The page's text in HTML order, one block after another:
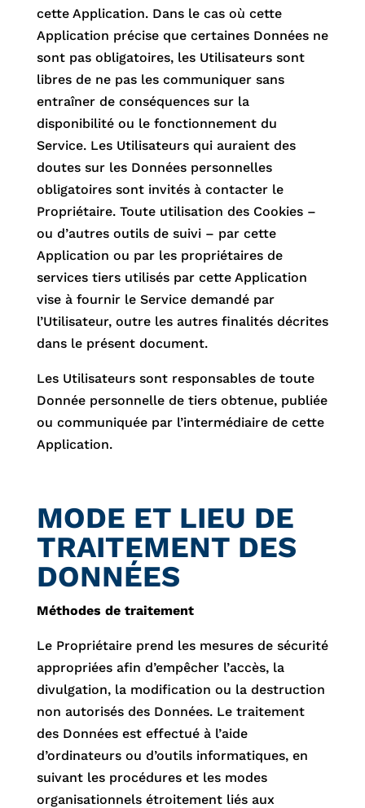
cette Application. Dans le cas où cette
Application précise que certaines Données ne
sont pas obligatoires, les Utilisateurs sont
libres de ne pas les communiquer sans
entraîner de conséquences sur la
disponibilité ou le fonctionnement du
Service. Les Utilisateurs qui auraient des
doutes sur les Données personnelles
obligatoires sont invités à contacter le
Propriétaire. Toute utilisation des Cookies –
ou d’autres outils de suivi – par cette
Application ou par les propriétaires de
services tiers utilisés par cette Application
vise à fournir le Service demandé par
l’Utilisateur, outre les autres finalités décrites
dans le présent document.
Les Utilisateurs sont responsables de toute
Donnée personnelle de tiers obtenue, publiée
ou communiquée par l’intermédiaire de cette
Application.
MODE ET LIEU DE
TRAITEMENT DES
DONNÉES
Méthodes de traitement
Le Propriétaire prend les mesures de sécurité
appropriées afin d’empêcher l’accès, la
divulgation, la modification ou la destruction
non autorisés des Données. Le traitement
des Données est effectué à l’aide
d’ordinateurs ou d’outils informatiques, en
suivant les procédures et les modes
organisationnels étroitement liés aux